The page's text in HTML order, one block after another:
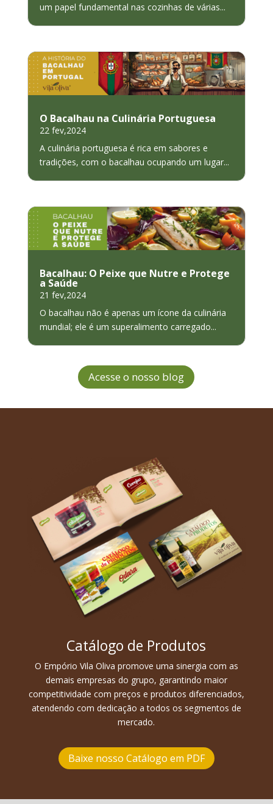
um papel fundamental nas cozinhas de várias...
O Bacalhau na Culinária Portuguesa
22 fev,2024
A culinária portuguesa é rica em sabores e
tradições, com o bacalhau ocupando um lugar...
Bacalhau: O Peixe que Nutre e Protege
a Saúde
21 fev,2024
O bacalhau não é apenas um ícone da culinária
mundial; ele é um superalimento carregado...
Acesse o nosso blog
Catálogo de Produtos
O Empório Vila Oliva promove uma sinergia com as
demais empresas do grupo, garantindo maior
competitividade com preços e produtos diferenciados,
atendendo com dedicação a todos os segmentos de
mercado.
Baixe nosso Catálogo em PDF